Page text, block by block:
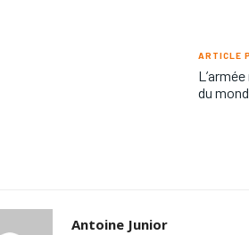
ARTICLE
du
Antoine Junior